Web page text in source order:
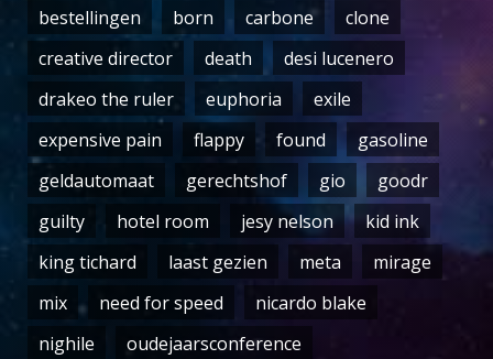
bestellingen
born carbone
clone
creative director
death
desi lucenero
drakeo the ruler
euphoria
exile
expensive pain
flappy found
gasoline
geldautomaat
gerechtshof gio
goodr
guilty
hotel room jesy nelson
kid ink
king tichard
laast gezien meta
mirage
mix
need for speed
nicardo blake
nighile
oudejaarsconference